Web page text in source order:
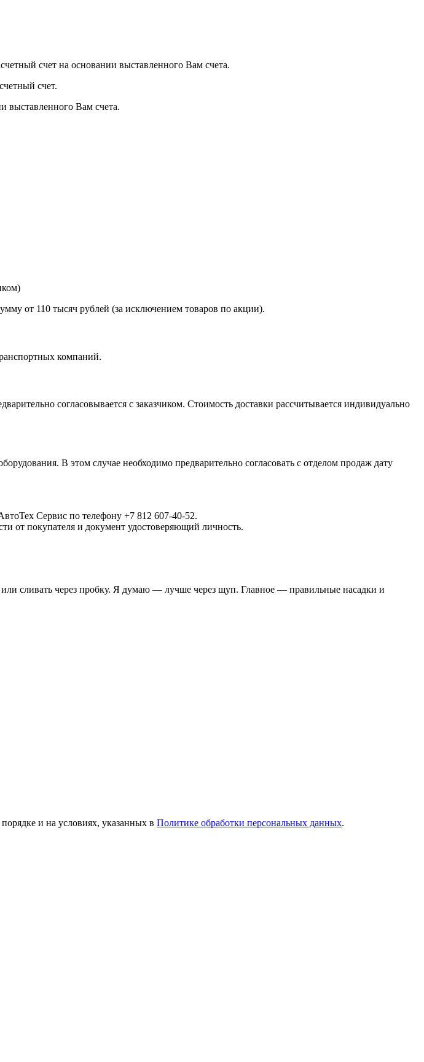
счет на основании выставленного Вам счета.
счет.
выставленного Вам счета.
от 110 тысяч рублей (за исключением товаров по акции).
компаний.
согласовывается с заказчиком. Стоимость доставки рассчитывается индивидуально
В этом случае необходимо предварительно согласовать с отделом продаж дату
Сервис по телефону +7 812 607-40-52.
от покупателя и документ удостоверяющий личность.
сливать через пробку. Я думаю — лучше через щуп. Главное — правильные насадки и
и на условиях, указанных в Политике обработки персональных данных.